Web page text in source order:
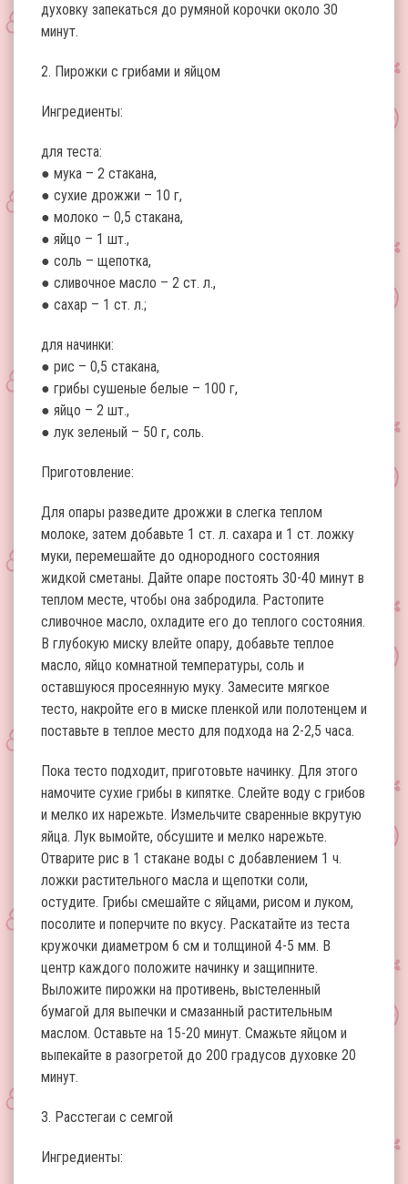
духовку запекаться до румяной корочки около 30
минут.
2. Пирожки с грибами и яйцом
Ингредиенты:
для теста:
● мука – 2 стакана,
● сухие дрожжи – 10 г,
● молоко – 0,5 стакана,
● яйцо – 1 шт.,
● соль – щепотка,
● сливочное масло – 2 ст. л.,
● сахар – 1 ст. л.;
для начинки:
● рис – 0,5 стакана,
● грибы сушеные белые – 100 г,
● яйцо – 2 шт.,
● лук зеленый – 50 г, соль.
Приготовление:
Для опары разведите дрожжи в слегка теплом
молоке, затем добавьте 1 ст. л. сахара и 1 ст. ложку
муки, перемешайте до однородного состояния
жидкой сметаны. Дайте опаре постоять 30-40 минут в
теплом месте, чтобы она забродила. Растопите
сливочное масло, охладите его до теплого состояния.
В глубокую миску влейте опару, добавьте теплое
масло, яйцо комнатной температуры, соль и
оставшуюся просеянную муку. Замесите мягкое
тесто, накройте его в миске пленкой или полотенцем и
поставьте в теплое место для подхода на 2-2,5 часа.
Пока тесто подходит, приготовьте начинку. Для этого
намочите сухие грибы в кипятке. Слейте воду с грибов
и мелко их нарежьте. Измельчите сваренные вкрутую
яйца. Лук вымойте, обсушите и мелко нарежьте.
Отварите рис в 1 стакане воды с добавлением 1 ч.
ложки растительного масла и щепотки соли,
остудите. Грибы смешайте с яйцами, рисом и луком,
посолите и поперчите по вкусу. Раскатайте из теста
кружочки диаметром 6 см и толщиной 4-5 мм. В
центр каждого положите начинку и защипните.
Выложите пирожки на противень, выстеленный
бумагой для выпечки и смазанный растительным
маслом. Оставьте на 15-20 минут. Смажьте яйцом и
выпекайте в разогретой до 200 градусов духовке 20
минут.
3. Расстегаи с семгой
Ингредиенты: